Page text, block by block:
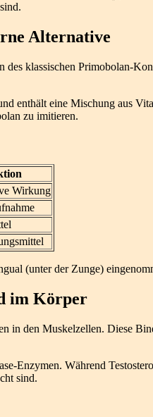
Alternative
klassischen Primobolan-
enthält eine Mischung aus
zu imitieren.
Wirkung
(unter der Zunge)
im Körper
den Muskelzellen. Diese
Enzymen. Während
sind.